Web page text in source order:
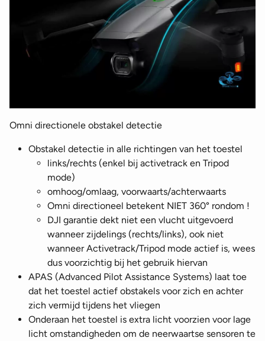
Omni directionele obstakel detectie
Obstakel detectie in alle richtingen van het toestel
links/rechts (enkel bij activetrack en Tripod
mode)
omhoog/omlaag, voorwaarts/achterwaarts
Omni directioneel betekent NIET 360° rondom !
DJI garantie dekt niet een vlucht uitgevoerd
wanneer zijdelings (rechts/links), ook niet
wanneer Activetrack/Tripod mode actief is, wees
dus voorzichtig bij het gebruik hiervan
APAS (Advanced Pilot Assistance Systems) laat toe
dat het toestel actief obstakels voor zich en achter
zich vermijd tijdens het vliegen
Onderaan het toestel is extra licht voorzien voor lage
licht omstandigheden om de neerwaartse sensoren te